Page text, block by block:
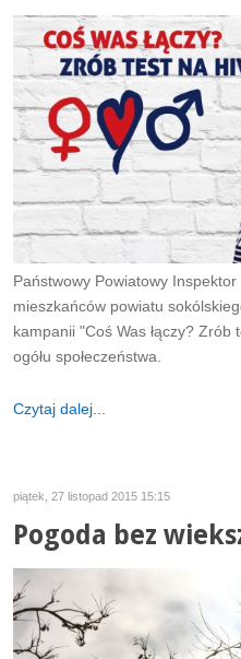
Państwowy Powiatowy
mieszkańców powiatu
kampanii "Coś Was łączy?
ogółu społeczeństwa.
Czytaj dalej...
piątek, 27 listopad 2015 15:15
Pogoda bez